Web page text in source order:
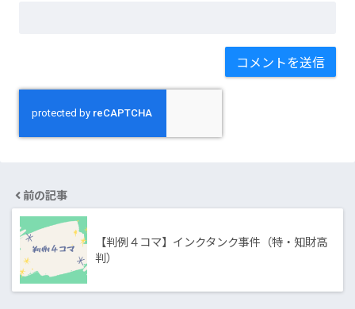
前の記事
【判例４コマ】インクタンク事件（特・知財高
判）